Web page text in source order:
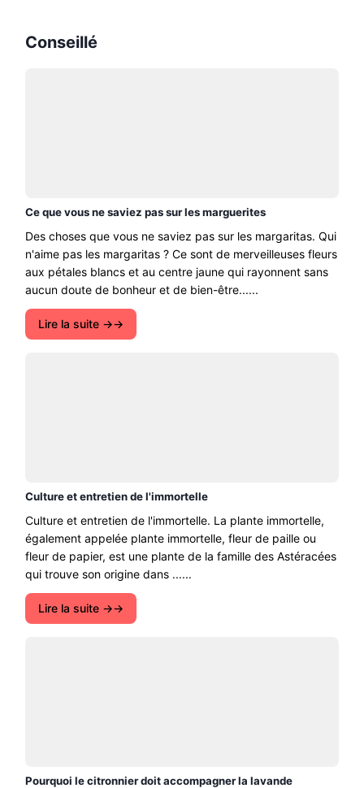
Conseillé
Ce que vous ne saviez pas sur les marguerites
Des choses que vous ne saviez pas sur les margaritas. Qui
n'aime pas les margaritas ? Ce sont de merveilleuses fleurs
aux pétales blancs et au centre jaune qui rayonnent sans
aucun doute de bonheur et de bien-être......
Lire la suite →
Culture et entretien de l'immortelle
Culture et entretien de l'immortelle. La plante immortelle,
également appelée plante immortelle, fleur de paille ou
fleur de papier, est une plante de la famille des Astéracées
qui trouve son origine dans ......
Lire la suite →
Pourquoi le citronnier doit accompagner la lavande